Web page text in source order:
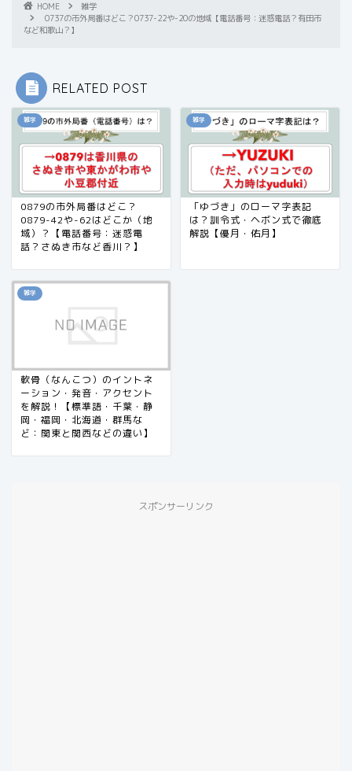
HOME
雑学
0737の市外局番はどこ？0737-22や-20の地域【電話番号：迷惑電話？有田市
など和歌山？】
RELATED POST
雑学
0879の市外局番はどこ？
0879-42や-62はどこか（地
域）？【電話番号：迷惑電
話？さぬき市など香川？】
雑学
「ゆづき」のローマ字表記
は？訓令式・ヘボン式で徹底
解説【優月・佑月】
雑学
軟骨（なんこつ）のイントネ
ーション・発音・アクセント
を解説！【標準語・千葉・静
岡・福岡・北海道・群馬な
ど：関東と関西などの違い】
スポンサーリンク